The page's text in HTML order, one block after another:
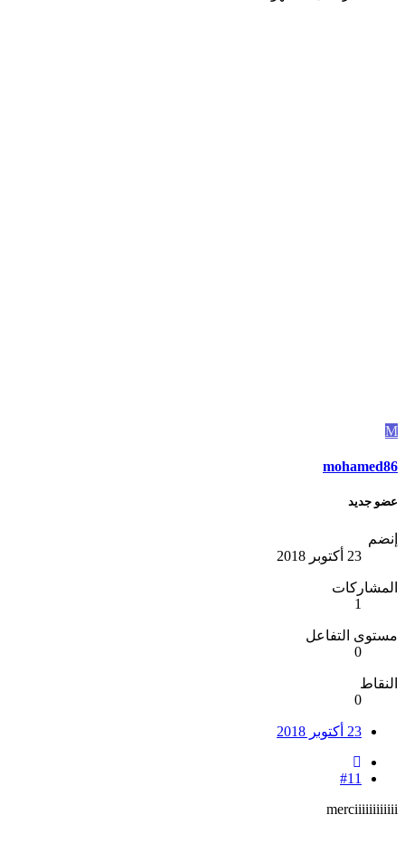
M
mohamed86
عضو جديد
إنضم
23 أكتوبر 2018
المشاركات
1
مستوى التفاعل
0
النقاط
0
23 أكتوبر 2018
#11
merciiiiiiiiiiii